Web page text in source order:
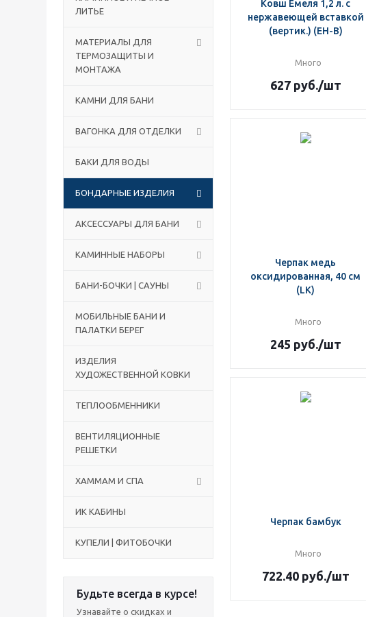
ЛИТЬЕ
МАТЕРИАЛЫ ДЛЯ
ТЕРМОЗАЩИТЫ И
МОНТАЖА
КАМНИ ДЛЯ БАНИ
ВАГОНКА ДЛЯ ОТДЕЛКИ
БАКИ ДЛЯ ВОДЫ
БОНДАРНЫЕ ИЗДЕЛИЯ
АКСЕССУАРЫ ДЛЯ БАНИ
КАМИННЫЕ НАБОРЫ
БАНИ-БОЧКИ | САУНЫ
МОБИЛЬНЫЕ БАНИ И
ПАЛАТКИ БЕРЕГ
ИЗДЕЛИЯ
ХУДОЖЕСТВЕННОЙ КОВКИ
ТЕПЛООБМЕННИКИ
ВЕНТИЛЯЦИОННЫЕ
РЕШЕТКИ
ХАММАМ И СПА
ИК КАБИНЫ
КУПЕЛИ | ФИТОБОЧКИ
Будьте всегда в курсе!
Узнавайте о скидках и
Ковш Емеля 1,2 л. с
нержавеющей вставкой
(вертик.) (ЕН-В)
Много
627руб./шт
Черпак медь
оксидированная, 40 см
(LK)
Много
245 руб./шт
Черпак бамбук
Много
722.40руб./шт